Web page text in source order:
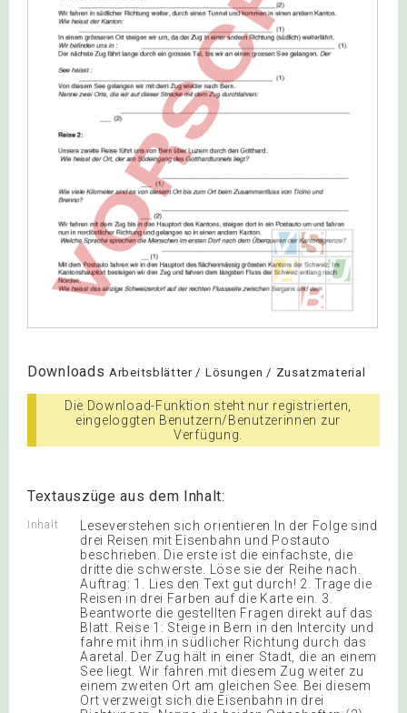
Downloads Arbeitsblätter / Lösungen / Zusatzmaterial
Die Download-Funktion steht nur registrierten,
eingeloggten Benutzern/Benutzerinnen zur
Verfügung.
Textauszüge aus dem Inhalt:
Inhalt
Leseverstehen sich orientieren In der Folge sind
drei Reisen mit Eisenbahn und Postauto
beschrieben. Die erste ist die einfachste, die
dritte die schwerste. Löse sie der Reihe nach.
Auftrag: 1. Lies den Text gut durch! 2. Trage die
Reisen in drei Farben auf die Karte ein. 3.
Beantworte die gestellten Fragen direkt auf das
Blatt. Reise 1: Steige in Bern in den Intercity und
fahre mit ihm in südlicher Richtung durch das
Aaretal. Der Zug hält in einer Stadt, die an einem
See liegt. Wir fahren mit diesem Zug weiter zu
einem zweiten Ort am gleichen See. Bei diesem
Ort verzweigt sich die Eisenbahn in drei